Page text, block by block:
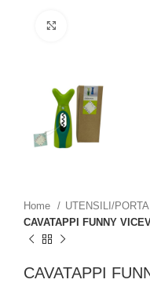
Home
UTENSILI/
CAVATAPPI FUNNY
CAVATAPPI